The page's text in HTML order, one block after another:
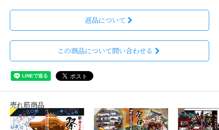
返品について
この商品について問い合わせる
売れ筋商品